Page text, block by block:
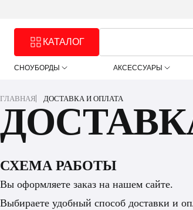
КАТАЛОГ
СНОУБОРДЫ АКСЕССУАРЫ
ГЛАВНАЯ ДОСТАВКА И ОПЛАТА
СХЕМА РАБОТЫ
Вы оформляете заказ на нашем сайте.
Выбираете удобный способ доставки и